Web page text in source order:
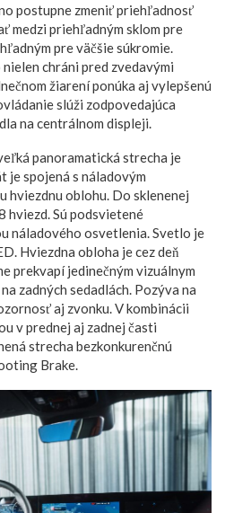
postupne zmeniť priehľadnosť
medzi priehľadným sklom pre
pre väčšie súkromie.
chráni pred zvedavými
žiarení ponúka aj vylepšenú
slúži zodpovedajúca
na centrálnom displeji.
panoramatická strecha je
je spojená s náladovým
hviezdnu oblohu. Do sklenenej
Sú podsvietené
náladového osvetlenia. Svetlo je
Hviezdna obloha je cez deň
prekvapí jedinečným vizuálnym
zadných sedadlách. Pozýva na
aj zvonku. V kombinácii
v prednej aj zadnej časti
strecha bezkonkurenčnú
Brake.